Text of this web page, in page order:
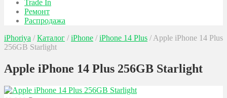
Trade In
Ремонт
Распродажа
iPhoriya / Каталог / iPhone / iPhone 14 Plus / Apple iPhone 14 Plus
256GB Starlight
Apple iPhone 14 Plus 256GB Starlight